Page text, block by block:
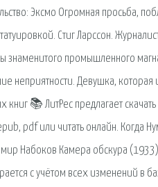
Эксмо Огромная просьба,
Стиг Ларссон.
знаменитого промышленного
Девушка, которая
📚 ЛитРес предлагает
pdf или читать онлайн. Когда
Набоков Камера обскура
с учётом всех изменений в